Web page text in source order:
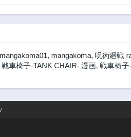
mangakoma01, mangakoma, 呪術廻戦
戦車椅子-TANK CHAIR- 漫画, 戦車椅子